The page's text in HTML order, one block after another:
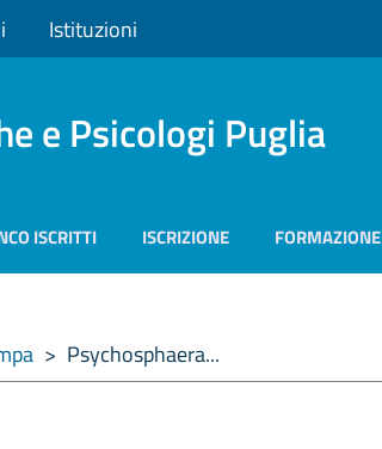
Istituzioni
e Psicologi Puglia
ISCRITTI ISCRIZIONE FORMAZIONE
> Psychosphaera...